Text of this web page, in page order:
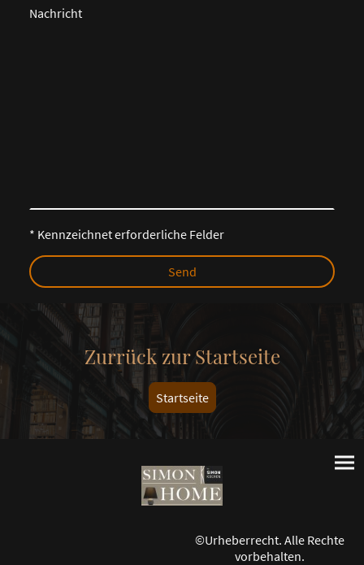
Nachricht
* Kennzeichnet erforderliche Felder
Send
Zurrück zur Startseite
Startseite
©Urheberrecht. Alle Rechte
vorbehalten.